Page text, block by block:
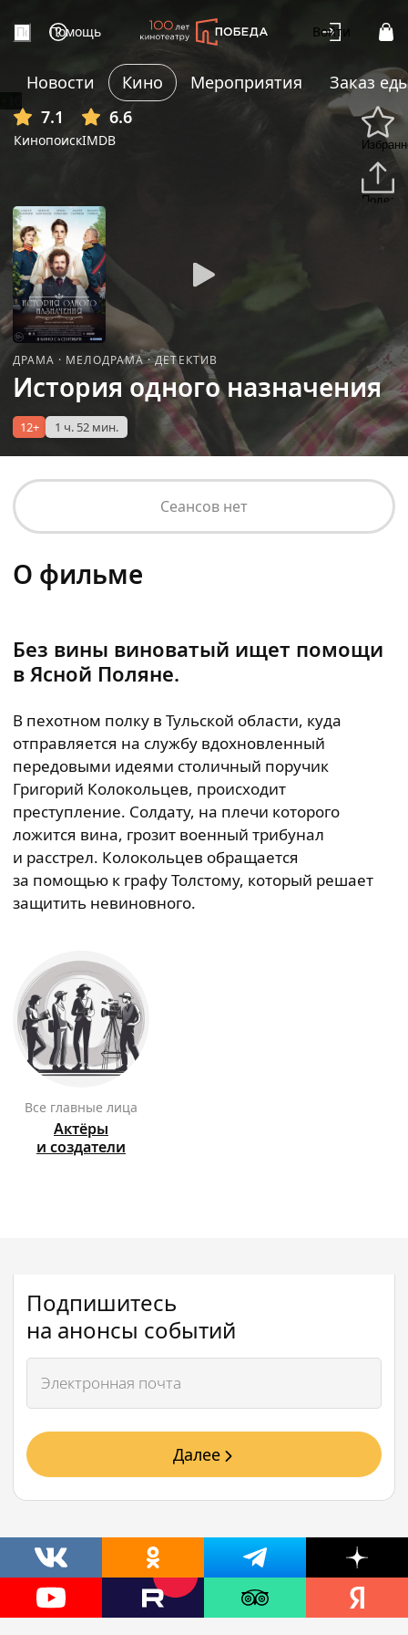
Помощь Войти
Новости Кино Мероприятия
Заказ
7.1
Кинопоиск
6.6
IMDB
ДРАМА · МЕЛОДРАМА·ДЕТЕКТИВ
История одного назначения
12+ 1 ч. 52 мин.
Сеансов нет
О фильме
Без вины виноватый ищет помощи
в Ясной Поляне.
В пехотном полку в Тульской области, куда
отправляется на службу вдохновленный
передовыми идеями столичный поручик
Григорий Колокольцев, происходит
преступление. Солдату, на плечи которого
ложится вина, грозит военный трибунал
и расстрел. Колокольцев обращается
за помощью к графу Толстому, который решает
защитить невиновного.
Все главные лица
Актёры
и создатели
Подпишитесь
на анонсы событий
Далее